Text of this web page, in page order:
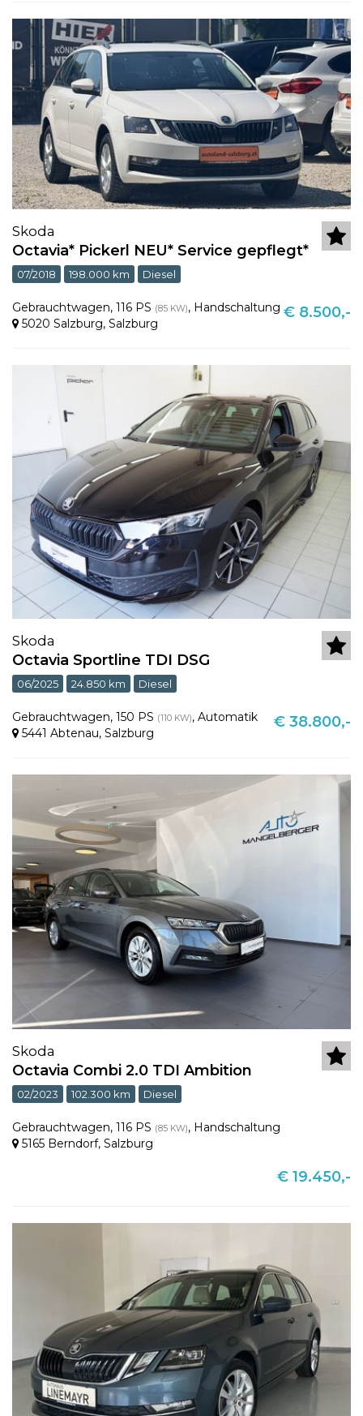
Skoda
Octavia* Pickerl NEU* Service gepflegt*
07/2018 198.000 km Diesel
Gebrauchtwagen, 116 PS (85 KW), Handschaltung
5020 Salzburg, Salzburg
€ 8.500,-
Skoda
Octavia Sportline TDI DSG
06/2025 24.850 km Diesel
Gebrauchtwagen, 150 PS (110 KW), Automatik
5441 Abtenau, Salzburg
€ 38.800,-
Skoda
Octavia Combi 2.0 TDI Ambition
02/2023 102.300 km Diesel
Gebrauchtwagen, 116 PS (85 KW), Handschaltung
5165 Berndorf, Salzburg
€ 19.450,-